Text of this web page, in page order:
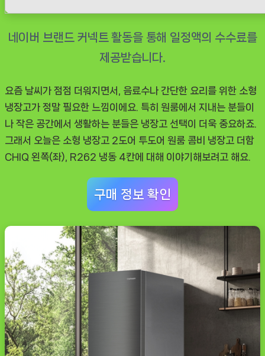
냉
더
함
CHIQ
제
품
요즘 날씨가 점점 더워지면서, 음료수나 간단한 요리를 위한 소형
냉장고가 정말 필요한 느낌이에요. 특히 원룸에서 지내는 분들이
나 작은 공간에서 생활하는 분들은 냉장고 선택이 더욱 중요하죠.
그래서 오늘은 소형 냉장고 2도어 투도어 원룸 콤비 냉장고 더함
CHIQ 왼쪽(좌), R262 냉동 4칸에 대해 이야기해보려고 해요.
구매 정보 확인